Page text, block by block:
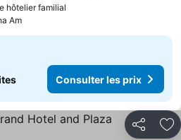
hôtelier familial
Am
Consulter les prix
Partager